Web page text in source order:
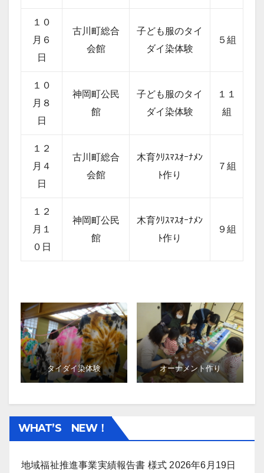
１０
月６
日
古川町総合
会館
子ども服のタイ
ダイ染体験
５組
１０
月８
日
神岡町公民
館
子ども服のタイ
ダイ染体験
１１
組
１２
月４
日
古川町総合
会館
木育ｸﾘｽﾏｽｵｰﾅﾒﾝ
ﾄ作り
７組
１２
月１
０日
神岡町公民
館
木育ｸﾘｽﾏｽｵｰﾅﾒﾝ
ﾄ作り
９組
タイダイ染体験 オーナメント作り
WHAT’S NEW！
地域福祉推進事業実績報告書 様式 2026年6月19日